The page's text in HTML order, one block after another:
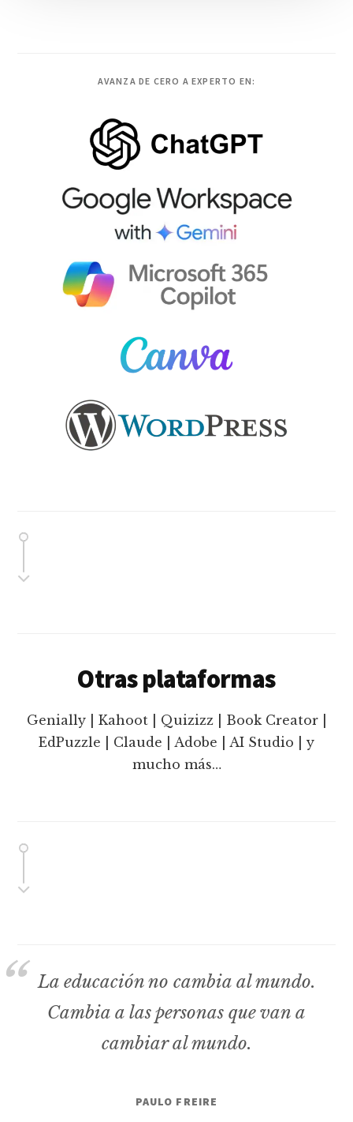
AVANZA DE CERO A EXPERTO EN:
Otras plataformas
Genially | Kahoot | Quizizz | Book Creator |
EdPuzzle | Claude | Adobe | AI Studio | y
mucho más…
La educación no cambia al mundo.
Cambia a las personas que van a
cambiar al mundo.
PAULO FREIRE